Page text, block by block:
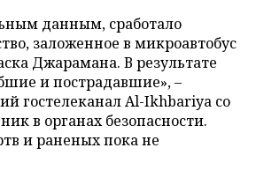
данным, сработало
заложенное в микроавтобус
Джарамана. В результате
и пострадавшие», –
гостелеканал Al-Ikhbariya со
в органах безопасности.
и раненых пока не